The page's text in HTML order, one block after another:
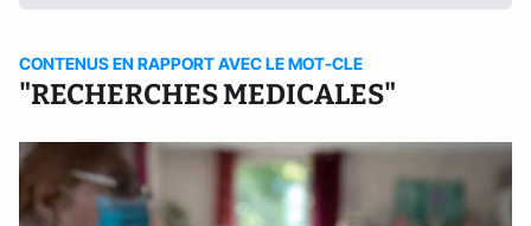
CONTENUS EN RAPPORT AVEC LE MOT-CLE
"RECHERCHES MEDICALES"